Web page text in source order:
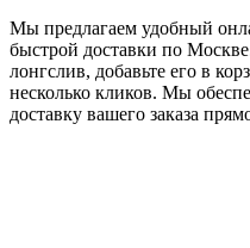
Мы предлагаем удобный
быстрой доставки по
лонгслив, добавьте его в
несколько кликов. Мы
доставку вашего заказа